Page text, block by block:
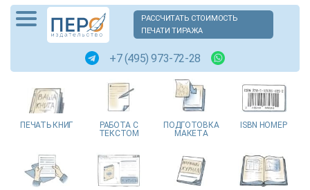
РАССЧИТАТЬ СТОИМОСТЬ
ПЕЧАТИ ТИРАЖА
+7 (495) 973-72-28
ПЕЧАТЬ КНИГ РАБОТА С
ТЕКСТОМ
ПОДГОТОВКА
МАКЕТА
ISBN НОМЕР